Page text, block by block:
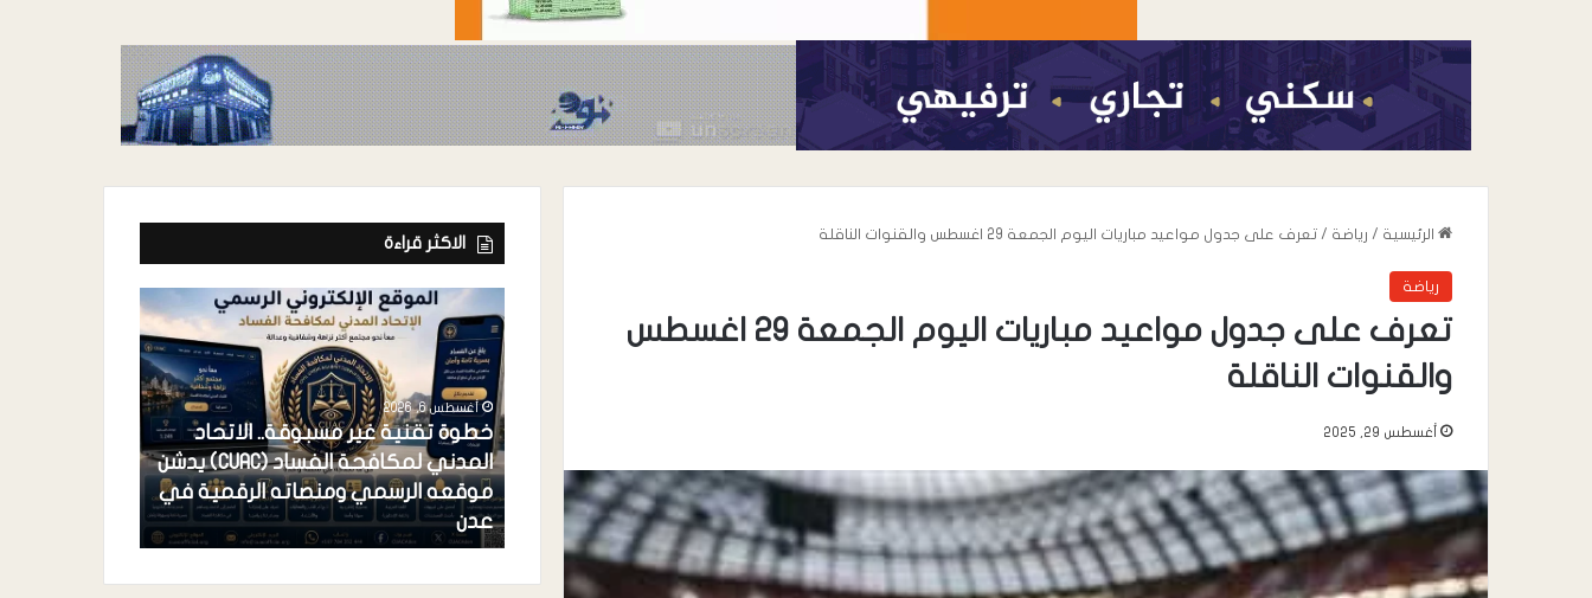
الرئيسية / رياضة / تعرف على جدول مواعيد مباريات اليوم الجمعة 29 اغسطس والقنوات الناقلة
رياضة
تعرف على جدول مواعيد مباريات اليوم الجمعة 29 اغسطس
والقنوات الناقلة
أغسطس 29, 2025
الاكثر قراءة
خطاب” يعزي في وفاة المناضل سعيد
صالح المقرعي
نموذج إنساني في رعاية مرضى
الحروق والتجميل
أغسطس 6, 2026
خطوة تقنية غير مسبوقة.. الاتحاد
المدني لمكافحة الفساد (CUAC) يدشن
موقعه الرسمي ومنصاته الرقمية في
عدن